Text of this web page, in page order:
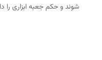
شوند و حکم جعبه ابزاری را